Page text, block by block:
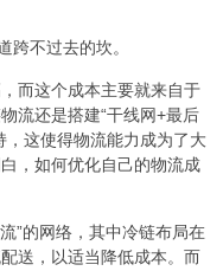
跨不过去的坎。
而这个成本主要就来自于
流还是搭建“干线网+最后
，这使得物流能力成为了大
，如何优化自己的物流成
”的网络，其中冷链布局在
送，以适当降低成本。而